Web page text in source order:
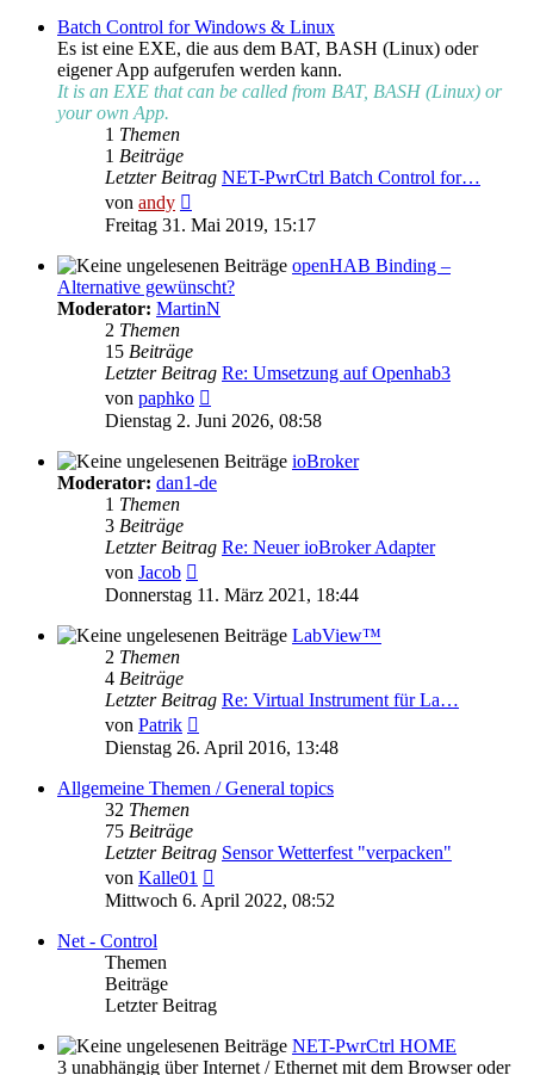
Batch Control for Windows & Linux
Es ist eine EXE, die aus dem BAT, BASH (Linux) oder
eigener App aufgerufen werden kann.
It is an EXE that can be called from BAT, BASH (Linux) or
your own App.
1 Themen
1 Beiträge
Letzter Beitrag NET-PwrCtrl Batch Control for…
von andy
Beitrag
Freitag 31. Mai 2019, 15:17
openHAB Binding –
Alternative gewünscht?
Moderator: MartinN
2 Themen
15 Beiträge
Letzter Beitrag Re: Umsetzung auf Openhab3
von paphko
Beitrag
Dienstag 2. Juni 2026, 08:58
ioBroker
Moderator: dan1-de
1 Themen
3 Beiträge
Letzter Beitrag Re: Neuer ioBroker Adapter
von Jacob
Beitrag
Donnerstag 11. März 2021, 18:44
LabView™
2 Themen
4 Beiträge
Letzter Beitrag Re: Virtual Instrument für La…
von Patrik
Beitrag
Dienstag 26. April 2016, 13:48
Allgemeine Themen / General topics
32 Themen
75 Beiträge
Letzter Beitrag Sensor Wetterfest "verpacken"
von Kalle01
Beitrag
Mittwoch 6. April 2022, 08:52
Net - Control
Themen
Beiträge
Letzter Beitrag
NET-PwrCtrl HOME
3 unabhängig über Internet / Ethernet mit dem Browser oder